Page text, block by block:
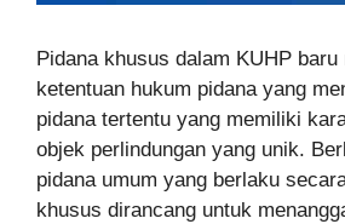
Pidana khusus dalam KUHP
ketentuan hukum pidana yang
pidana tertentu yang memiliki
objek perlindungan yang unik.
pidana umum yang berlaku
khusus dirancang untuk